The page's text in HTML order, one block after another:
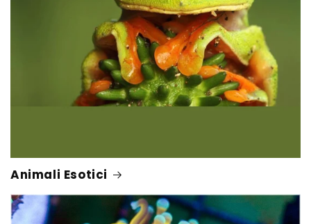
Animali Esotici